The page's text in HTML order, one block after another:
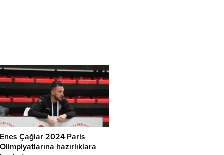
Enes Çağlar 2024 Paris
Olimpiyatlarına hazırlıklara